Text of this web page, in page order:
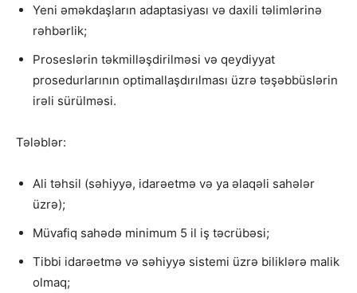
Yeni əməkdaşların adaptasiyası və daxili təlimlərinə
rəhbərlik;
Proseslərin təkmilləşdirilməsi və qeydiyyat
prosedurlarının optimallaşdırılması üzrə təşəbbüslərin
irəli sürülməsi.
Tələblər:
Ali təhsil (səhiyyə, idarəetmə və ya əlaqəli sahələr
üzrə);
Müvafiq sahədə minimum 5 il iş təcrübəsi;
Tibbi idarəetmə və səhiyyə sistemi üzrə biliklərə malik
olmaq;